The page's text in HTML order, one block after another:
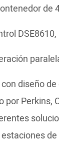
de
DSE8610,
diseño
por Perkins,